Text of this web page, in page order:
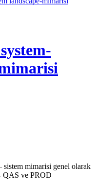
sistem mimarisi genel olarak
QAS ve PROD